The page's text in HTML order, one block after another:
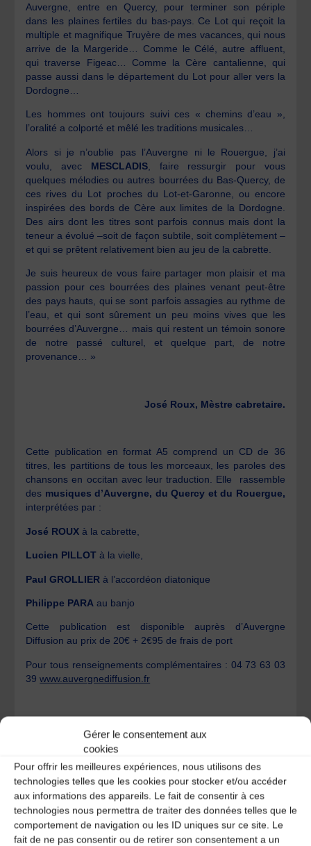
Gérer le consentement aux
cookies
Pour offrir les meilleures expériences, nous utilisons des
technologies telles que les cookies pour stocker et/ou accéder
aux informations des appareils. Le fait de consentir à ces
technologies nous permettra de traiter des données telles que le
comportement de navigation ou les ID uniques sur ce site. Le
fait de ne pas consentir ou de retirer son consentement a un
Auvergne, entre en Quercy, pour terminer son périple
dans les plaines fertiles du bas-pays. Ce Lot qui reçoit la
multiple et magnifique Truyère de mes vacances, qui nous
arrive de la Margeride… Comme le Célé, autre affluent,
qui traverse Figeac… Comme la Cère cantalienne, qui
passe aussi dans le département du Lot pour aller vers la
Dordogne…
Les hommes ont toujours suivi ces « chemins d’eau »,
l’oralité a colporté et mêlé les traditions musicales…
Alors si je n’oublie pas l’Auvergne ni le Rouergue, j’ai
voulu, avec MESCLADIS, faire ressurgir pour vous
quelques mélodies ou autres bourrées du Bas-Quercy, de
ces rives du Lot proches du Lot-et-Garonne, ou encore
inspirées des bords de Cère aux limites de la Dordogne.
Des airs dont les titres sont parfois connus mais dont la
teneur a évolué –soit de façon subtile, soit complètement –
et qui se prêtent relativement bien au jeu de la cabrette.
Je suis heureux de vous faire partager mon plaisir et ma
passion pour ces bourrées des plaines venant peut-être
des pays hauts, qui se sont parfois assagies au rythme de
l’eau, et qui sont sûrement un peu moins vives que les
bourrées d’Auvergne… mais qui restent un témoin sonore
de notre passé culturel, et quelque part, de notre
provenance… »
José Roux, Mèstre cabretaire.
Cette publication en format A5 comprend un CD de 36
titres, les partitions de tous les morceaux, les paroles des
chansons en occitan avec leur traduction. Elle rassemble
des musiques d’Auvergne, du Quercy et du Rouergue,
interprétées par :
José ROUX à la cabrette,
Lucien PILLOT à la vielle,
Paul GROLLIER à l’accordéon diatonique
Philippe PARA au banjo
Cette publication est disponible auprès d’Auvergne
Diffusion au prix de 20€ + 2€95 de frais de port
Pour tous renseignements complémentaires : 04 73 63 03
39www.auvergnediffusion.fr
Compagnie MAUREL et Frères….
Mazurka